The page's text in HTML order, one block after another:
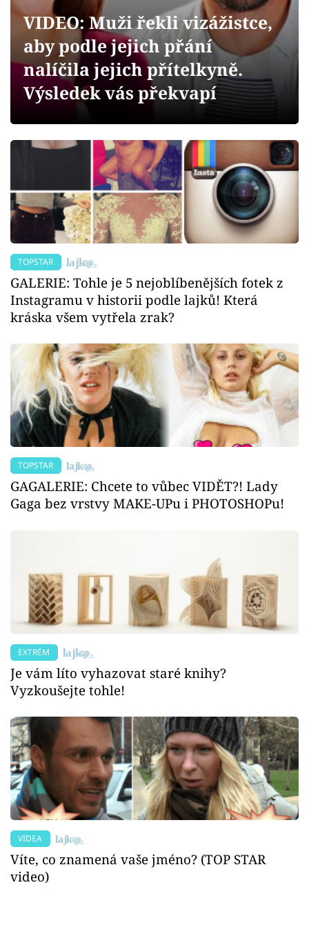
Videa
Sledujte prima+
VIDEO: Muži řekli vizážistce,
aby podle jejich přání
nalíčila jejich přítelkyně.
Výsledek vás překvapí
TOPSTAR
GALERIE: Tohle je 5 nejoblíbenějších fotek z
Instagramu v historii podle lajků! Která
kráska všem vytřela zrak?
TOPSTAR
GAGALERIE: Chcete to vůbec VIDĚT?! Lady
Gaga bez vrstvy MAKE-UPu i PHOTOSHOPu!
EXTRÉM
Je vám líto vyhazovat staré knihy?
Vyzkoušejte tohle!
VIDEA
Víte, co znamená vaše jméno? (TOP STAR
video)